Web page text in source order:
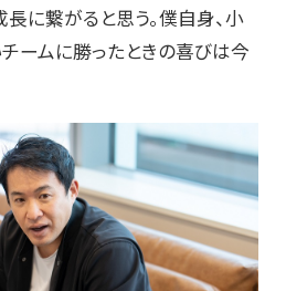
に繋がると思う。僕自身、小
ームに勝ったときの喜びは今